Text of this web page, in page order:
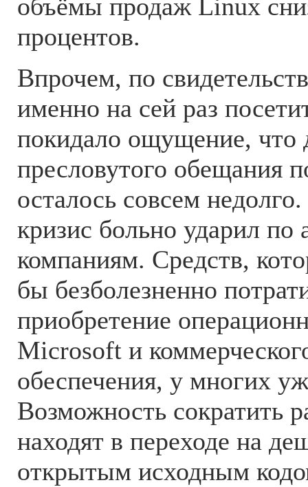
объёмы продаж Linux
процентов.
Впрочем, по
именно на сей раз
покидало ощущение, что
пресловутого обещания
осталось совсем
кризис больно ударил по
компаниям. Средств,
бы безболезненно
приобретение
Microsoft и
обеспечения, у многих
Возможность сократить
находят в переходе на
открытым исходным